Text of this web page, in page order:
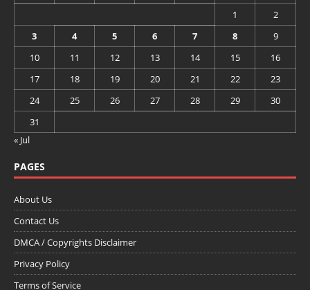
1
2
3
4 5 6 7 8
9
10
11 12 13 14 15
16
17
18 19 20 21 22
23
24
25 26 27 28 29
30
31
« Jul
PAGES
About Us
Contact Us
DMCA / Copyrights Disclaimer
Privacy Policy
Terms of Service